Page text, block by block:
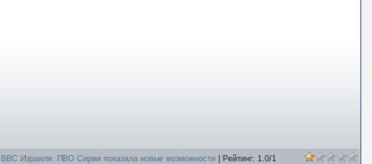
Израиля: ПВО Сирии показала новые возможности Рейтинг: 1.0/1